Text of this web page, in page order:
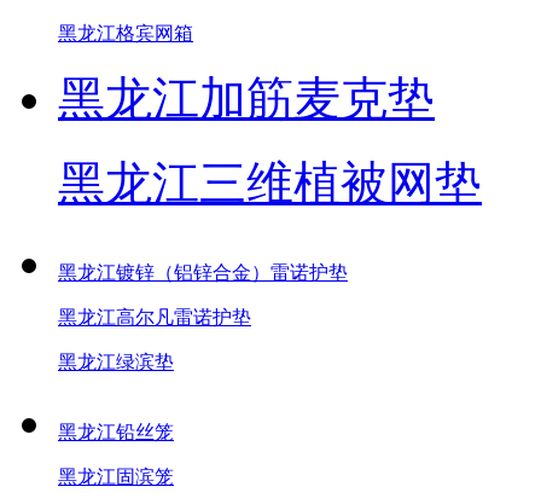
黑龙江格宾网箱
黑龙江加筋麦克垫
黑龙江三维植被网垫
黑龙江镀锌（铝锌合金）雷诺护垫
黑龙江高尔凡雷诺护垫
黑龙江绿滨垫
黑龙江铅丝笼
黑龙江固滨笼